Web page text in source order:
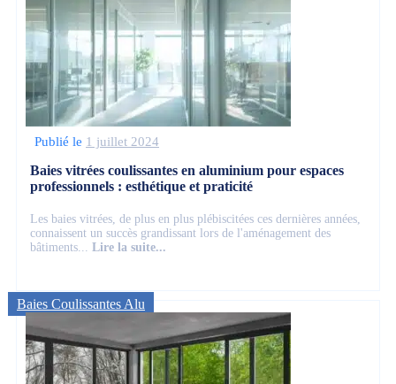
Publié le 1 juillet 2024
Baies vitrées coulissantes en aluminium pour espaces
professionnels : esthétique et praticité
Les baies vitrées, de plus en plus plébiscitées ces dernières années,
connaissent un succès grandissant lors de l'aménagement des
bâtiments... Lire la suite...
Baies Coulissantes Alu